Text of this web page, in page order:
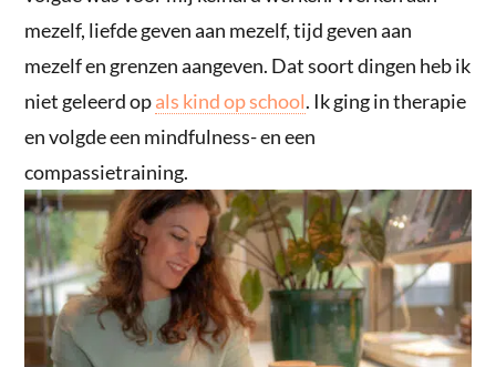
mezelf, liefde geven aan mezelf, tijd geven aan
mezelf en grenzen aangeven. Dat soort dingen heb ik
niet geleerd opals kind op school. Ik ging in therapie
en volgde een mindfulness- en een
compassietraining.